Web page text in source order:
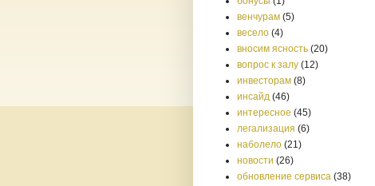
венчурам (5)
весело (4)
вносим ясность (20)
вопрос к залу (12)
инвесторам (8)
инсайд (46)
интересное (45)
легализация (6)
наболело (21)
новости (26)
обновление сервиса (38)